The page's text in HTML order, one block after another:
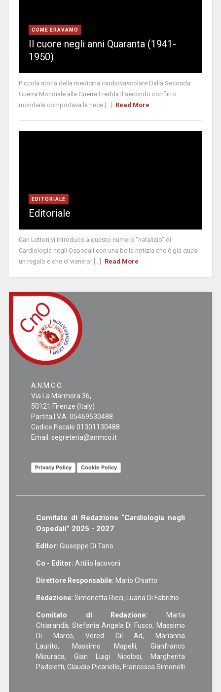
COME ERAVAMO
Il cuore negli anni Quaranta (1941-
1950)
Piccola storia della medicina cardiovascolare Dalla Seconda
Guerra Mondiale alla Guerra Fredda Il secondo conflitto
mondiale comportava la nece [...]
Read More
EDITORIALE
Editoriale
Cari Lettori,vi introduco a questo numero “natalizio” di
Cardiologia negli Ospedali con una bella notizia che è già quasi
un regalo e che ci viene pr [...]
Read More
A.N.M.C.O.
Via La Marmora 36,
50121 Firenze (Italy)
Partita I.V.A. 05469530488
Codice Fiscale 01301130488
Email: segreteria@anmco.it
Privacy Policy Cookie Policy
Comitato di Redazione “Cardiologia negli
Ospedali” 2025 - 2027
Editor: Giuseppe Di Tano
Co - Editor: Attilio Iacovoni
Direttore Responsabile: Mario Chiatto
Redazione: Simonetta Ricci, Luana Di Fabrizio
Comitato di Redazione: Marta
Chiarandà, Stefania Angela Di Fusco, Massimo
Di Marco, Vered Gil Ad, Marianna
Laurito, Massimo Mapelli, Gianfranco
Misuraca, Gian Luigi Nicolosi, Margherita
Padeletti, Claudio Picariello, Francesca Simonelli